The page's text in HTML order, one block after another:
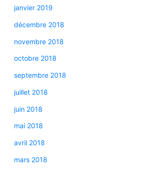
janvier 2019
décembre 2018
novembre 2018
octobre 2018
septembre 2018
juillet 2018
juin 2018
mai 2018
avril 2018
mars 2018